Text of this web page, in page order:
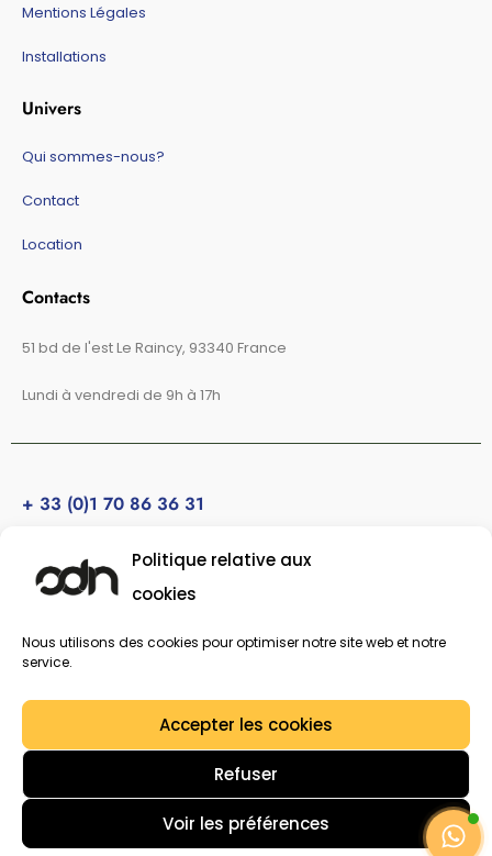
Politique relative aux
cookies
Nous utilisons des cookies pour optimiser notre site web et notre
service.
Accepter les cookies
Refuser
Voir les préférences
Mentions Légales
Installations
Univers
Qui sommes-nous?
Contact
Location
Contacts
51 bd de l'est Le Raincy, 93340 France
Lundi à vendredi de 9h à 17h
+ 33 (0)1 70 86 36 31
c
k
f
s
a
apedro@ads-ad.fr